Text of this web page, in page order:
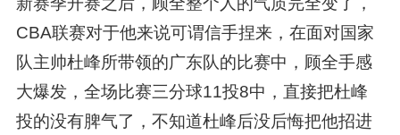
CBA联赛对于他来说可谓信手捏来，在面对国家
队主帅杜峰所带领的广东队的比赛中，顾全手感
大爆发，全场比赛三分球11投8中，直接把杜峰
投的没有脾气了，不知道杜峰后没后悔把他招进